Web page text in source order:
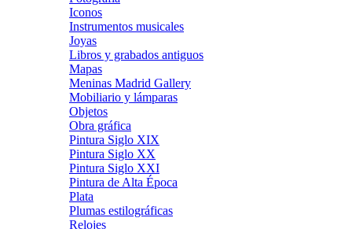
Iconos
Instrumentos musicales
Joyas
Libros y grabados antiguos
Mapas
Meninas Madrid Gallery
Mobiliario y lámparas
Objetos
Obra gráfica
Pintura Siglo XIX
Pintura Siglo XX
Pintura Siglo XXI
Pintura de Alta Época
Plata
Plumas estilográficas
Relojes